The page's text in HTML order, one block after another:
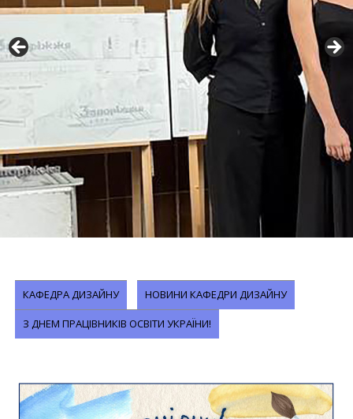
КАФЕДРА ДИЗАЙНУ НОВИНИ КАФЕДРИ ДИЗАЙНУ
З ДНЕМ ПРАЦІВНИКІВ ОСВІТИ УКРАЇНИ!